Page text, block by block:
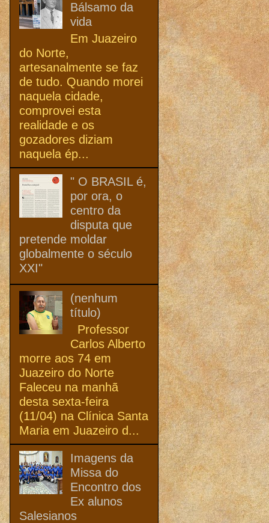
Bálsamo da
vida
Em Juazeiro
do Norte,
artesanalmente se faz
de tudo. Quando morei
naquela cidade,
comprovei esta
realidade e os
gozadores diziam
naquela ép...
" O BRASIL é,
por ora, o
centro da
disputa que
pretende moldar
globalmente o século
XXI"
(nenhum
título)
Professor
Carlos Alberto
morre aos 74 em
Juazeiro do Norte
Faleceu na manhã
desta sexta-feira
(11/04) na Clínica Santa
Maria em Juazeiro d...
Imagens da
Missa do
Encontro dos
Ex alunos
Salesianos